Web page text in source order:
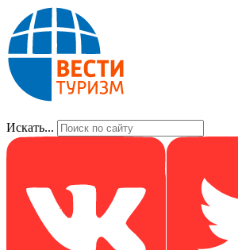
Искать...